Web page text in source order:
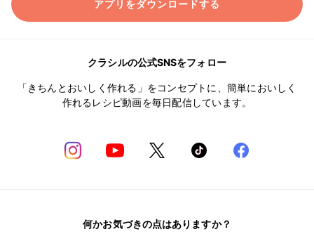
アプリをダウンロードする
クラシルの公式SNSをフォロー
「きちんとおいしく作れる」をコンセプトに、簡単においしく
作れるレシピ動画を毎日配信しています。
何かお気づきの点はありますか？